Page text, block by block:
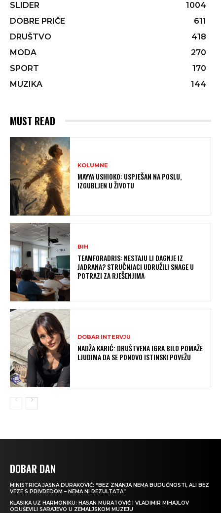
SLIDER
1004
DOBRE PRIČE
611
DRUŠTVO
418
MODA
270
SPORT
170
MUZIKA
144
MUST READ
KOLUMNE
MAYYA USHIOKO: USPJEŠAN NA POSLU,
IZGUBLJEN U ŽIVOTU
BIH
TEAMFORADRIS: NESTAJU LI DAGNJE IZ
JADRANA? STRUČNJACI UDRUŽILI SNAGE U
POTRAZI ZA RJEŠENJIMA
DOBAR INTERVJU
NADŽA KARIĆ: DRUŠTVENA IGRA BILO POMAŽE
LJUDIMA DA SE PONOVO ISTINSKI POVEŽU
DOBAR DAN
MINISTRICA JASNA DURAKOVIĆ: “BEZ ZNANJA NEMA BUDUĆNOSTI, ALI BEZ
VEZE S PRIVREDOM – NEMA NI REZULTATA”
KLASIKA UZ HARMONIKU: HASAN MURATOVIĆ I VLADIMIR MIHAJLOV
ODUŠEVILI SARAJEVO U ZEMALJSKOM MUZEJU